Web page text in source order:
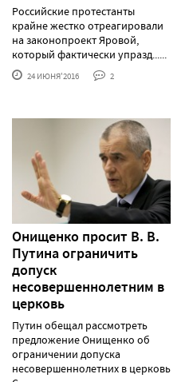
Российские протестанты
крайне жестко отреагировали
на законопроект Яровой,
который фактически упразд......
24 ИЮНЯ'2016 2
Онищенко просит В. В.
Путина ограничить
допуск
несовершеннолетним в
церковь
Путин обещал рассмотреть
предложение Онищенко об
ограничении допуска
несовершеннолетних в церковь